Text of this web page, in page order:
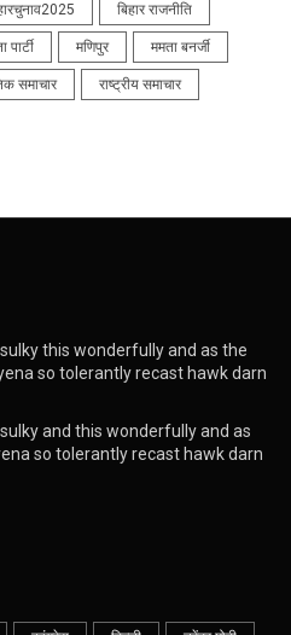
बिहार राजनीति
मणिपुर ममता बनर्जी
समाचार राष्ट्रीय समाचार
this wonderfully and as the
so tolerantly recast hawk darn
and this wonderfully and as
so tolerantly recast hawk darn